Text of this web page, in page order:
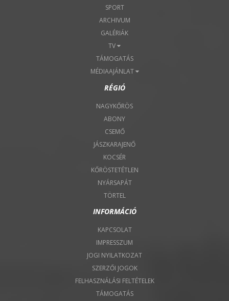
SPORT
ARCHIVUM
GALÉRIÁK
TV
TÁMOGATÁS
MÉDIAAJÁNLAT
RÉGIÓ
NAGYKŐRÖS
ABONY
CSEMŐ
JÁSZKARAJENŐ
KOCSÉR
KŐRÖSTETÉTLEN
NYÁRSAPÁT
TÖRTEL
INFORMÁCIÓ
KAPCSOLAT
IMPRESSZUM
JOGI NYILATKOZAT
SZERZŐI JOGOK
FELHASZNÁLÁSI FELTÉTELEK
TÁMOGATÁS